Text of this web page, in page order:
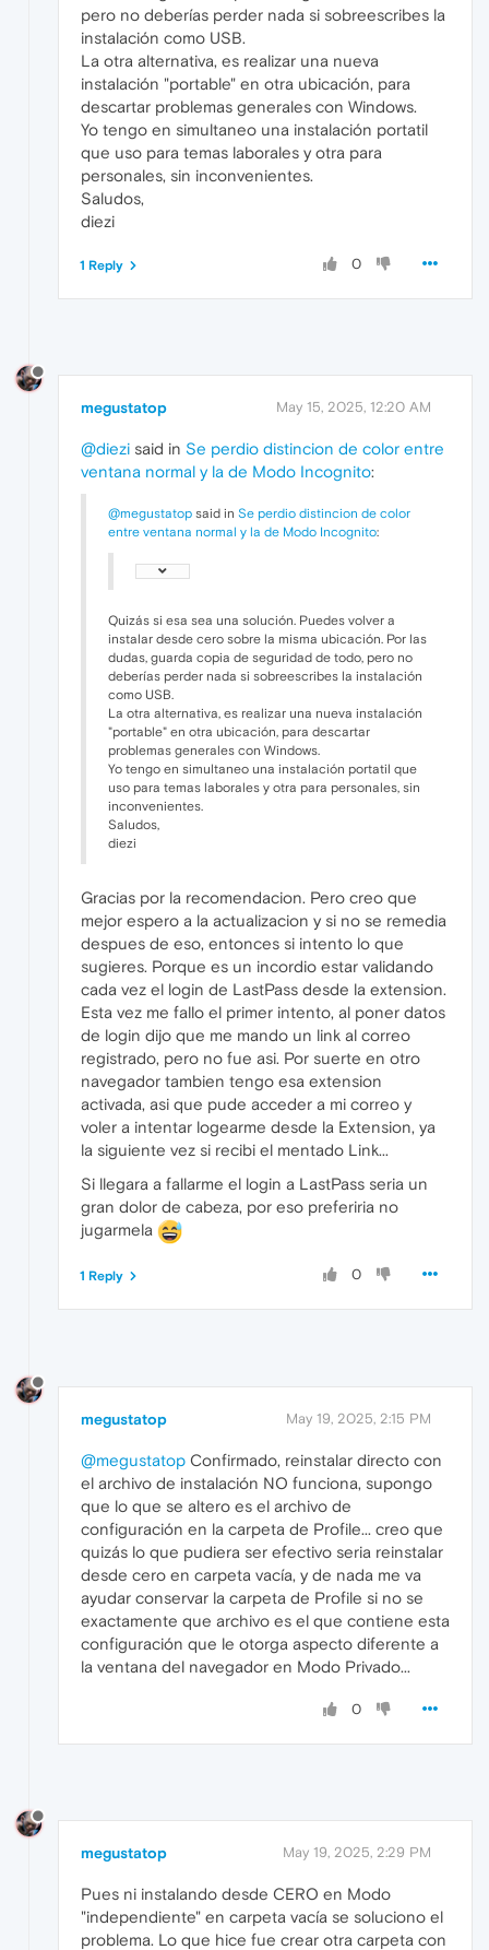
pero no deberías perder nada si sobreescribes la
instalación como USB.
La otra alternativa, es realizar una nueva
instalación "portable" en otra ubicación, para
descartar problemas generales con Windows.
Yo tengo en simultaneo una instalación portatil
que uso para temas laborales y otra para
personales, sin inconvenientes.
Saludos,
diezi
0
1 Reply
megustatop May 15, 2025, 12:20 AM
@diezi said in Se perdio distincion de color entre
ventana normal y la de Modo Incognito:
@megustatop said in Se perdio distincion de color
entre ventana normal y la de Modo Incognito:
Quizás si esa sea una solución. Puedes volver a
instalar desde cero sobre la misma ubicación. Por las
dudas, guarda copia de seguridad de todo, pero no
deberías perder nada si sobreescribes la instalación
como USB.
La otra alternativa, es realizar una nueva instalación
"portable" en otra ubicación, para descartar
problemas generales con Windows.
Yo tengo en simultaneo una instalación portatil que
uso para temas laborales y otra para personales, sin
inconvenientes.
Saludos,
diezi
Gracias por la recomendacion. Pero creo que
mejor espero a la actualizacion y si no se remedia
despues de eso, entonces si intento lo que
sugieres. Porque es un incordio estar validando
cada vez el login de LastPass desde la extension.
Esta vez me fallo el primer intento, al poner datos
de login dijo que me mando un link al correo
registrado, pero no fue asi. Por suerte en otro
navegador tambien tengo esa extension
activada, asi que pude acceder a mi correo y
voler a intentar logearme desde la Extension, ya
la siguiente vez si recibi el mentado Link...
Si llegara a fallarme el login a LastPass seria un
gran dolor de cabeza, por eso preferiria no
jugarmela
0
1 Reply
megustatop May 19, 2025, 2:15 PM
@megustatop Confirmado, reinstalar directo con
el archivo de instalación NO funciona, supongo
que lo que se altero es el archivo de
configuración en la carpeta de Profile... creo que
quizás lo que pudiera ser efectivo seria reinstalar
desde cero en carpeta vacía, y de nada me va
ayudar conservar la carpeta de Profile si no se
exactamente que archivo es el que contiene esta
configuración que le otorga aspecto diferente a
la ventana del navegador en Modo Privado...
0
megustatop May 19, 2025, 2:29 PM
Pues ni instalando desde CERO en Modo
"independiente" en carpeta vacía se soluciono el
problema. Lo que hice fue crear otra carpeta con